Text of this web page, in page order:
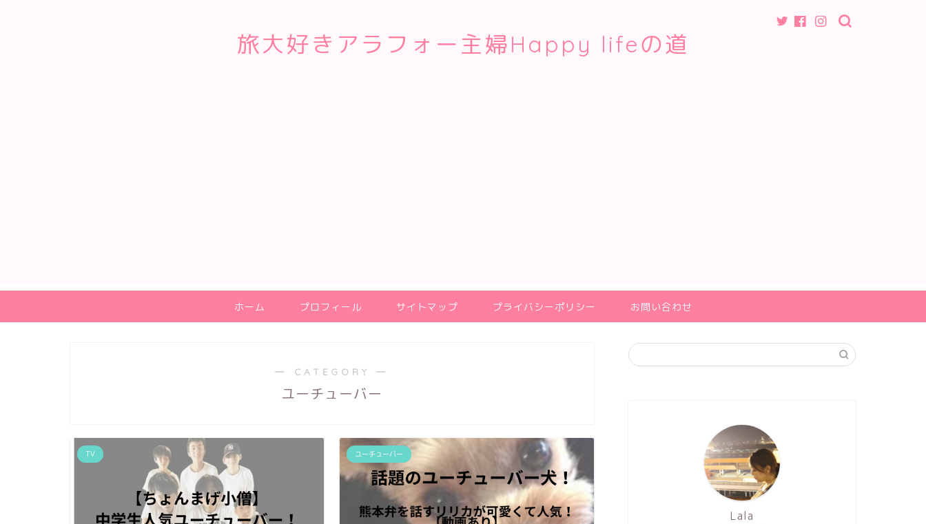
旅大好きアラフォー主婦Happy lifeの道
ホーム プロフィール サイトマップ プライバシーポリシー お問い合わせ
― CATEGORY ―
ユーチューバー
TV ユーチューバー
Lala